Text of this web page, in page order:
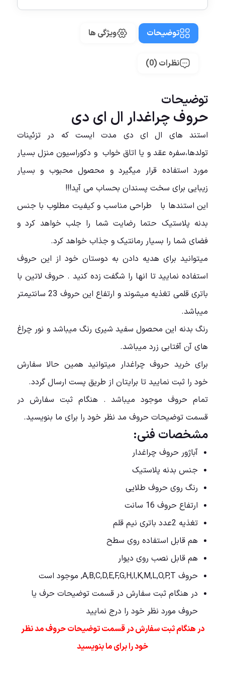
توضیحات ویژگی ها
نظرات (0)
توضیحات
حروف چراغدار ال ای دی
استند های ال ای دی مدت ایست که در تزئینات
تولدها،سفره عقد و یا اتاق خواب و دکوراسیون منزل بسیار
مورد استفاده قرار میگیرد و محصول محبوب و بسیار
زیبایی برای سخت پسندان بحساب می آید!!!
این استندها با طراحی مناسب و کیفیت مطلوب با جنس
بدنه پلاستیک حتما رضایت شما را جلب خواهد کرد و
فضای شما را بسیار رمانتیک و جذاب خواهد کرد.
میتوانید برای هدیه دادن به دوستان خود از این حروف
استفاده نمایید تا انها را شگفت زده کنید . حروف لاتین با
باتری قلمی تغذیه میشوند و ارتفاع این حروف 23 سانتیمتر
میباشد.
رنگ بدنه این محصول سفید شیری رنگ میباشد و نور چراغ
های آن آفتابی زرد میباشد.
برای خرید حروف چراغدار میتوانید همین حالا سفارش
خود را ثبت نمایید تا برایتان از طریق پست ارسال گردد.
تمام حروف موجود میباشد . هنگام ثبت سفارش در
قسمت توضیحات حروف مد نظر خود را برای ما بنویسید.
مشخصات فنی:
آباژور حروف چراغدار
جنس بدنه پلاستیک
رنگ روی حروف طلایی
ارتفاع حروف 16 سانت
تغذیه 2عدد باتری نیم قلم
هم قابل استفاده روی سطح
هم قابل نصب روی دیوار
حروف A,B,C,D,E,F,G,H,I,K,M,L,O,P,T, موجود است
در هنگام ثبت سفارش در قسمت توضیحات حرف یا
حروف مورد نظر خود را درج نمایید
در هنگام ثبت سفارش در قسمت توضیحات حروف مد نظر
خود را برای ما بنویسید